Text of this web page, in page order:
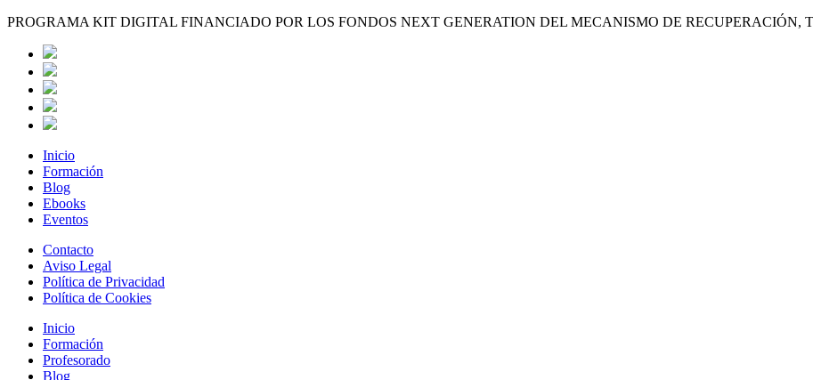
PROGRAMA KIT DIGITAL FINANCIADO POR LOS FONDOS NEXT GENERATION DEL MECANISMO DE RECUPERACIÓN,
Inicio
Formación
Blog
Ebooks
Eventos
Contacto
Aviso Legal
Política de Privacidad
Política de Cookies
Inicio
Formación
Profesorado
Blog